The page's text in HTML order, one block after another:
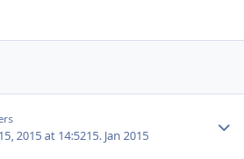
2015 at 14:5215. Jan 2015